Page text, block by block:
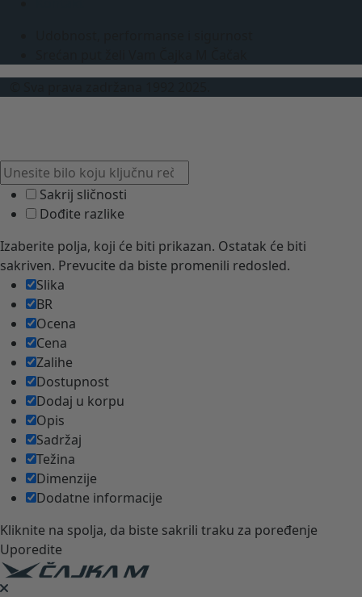
Sakrij sličnosti
Dođite razlike
Izaberite polja, koji će biti prikazan. Ostatak će biti
sakriven. Prevucite da biste promenili redosled.
Slika
BR
Ocena
Cena
Zalihe
Dostupnost
Dodaj u korpu
Opis
Sadržaj
Težina
Dimenzije
Dodatne informacije
Kliknite na spolja, da biste sakrili traku za poređenje
Uporedite